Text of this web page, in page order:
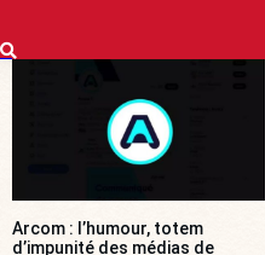
Arcom : l’humour, totem
d’impunité des médias de